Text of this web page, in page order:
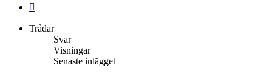
Trådar
Svar
Visningar
Senaste inlägget